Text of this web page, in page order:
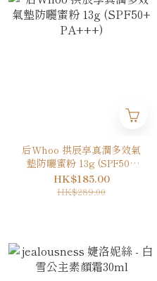
后Whoo 拱辰享真潤多效氣
墊防曬蜜粉 13g (SPF50+
PA+++)
HK$185.00
HK$289.00